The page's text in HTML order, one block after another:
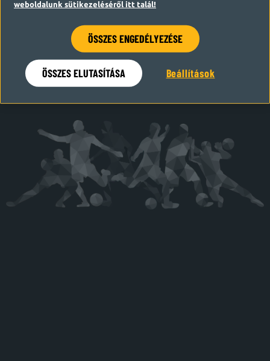
Hamarosan visszatérünk
weboldalunk sütikezeléséről itt talál!
ÖSSZES ENGEDÉLYEZÉSE
ÖSSZES ELUTASÍTÁSA Beállítások